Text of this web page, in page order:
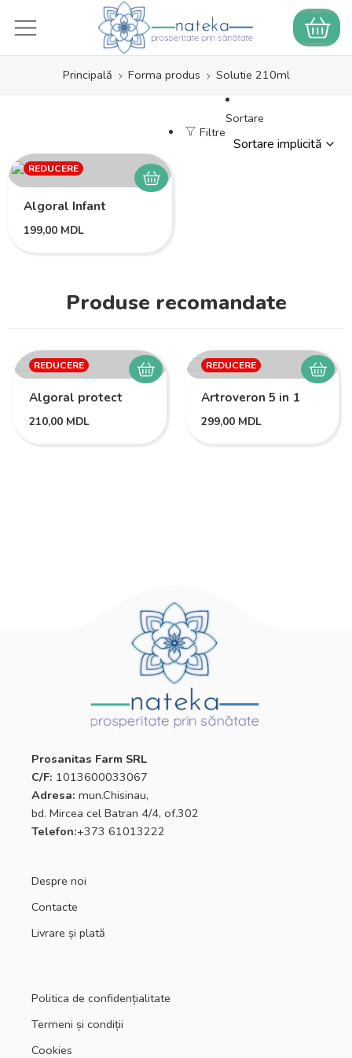
Principală Forma produs Solutie 210ml
Filtre
Sortare
REDUCERE
Algoral Infant
199,00 MDL
Produse recomandate
REDUCERE
Algoral protect
210,00 MDL
REDUCERE
Artroveron 5 in 1
299,00 MDL
Prosanitas Farm SRL
C/F: 1013600033067
Adresa: mun.Chisinau,
bd. Mircea cel Batran 4/4, of.302
Telefon:+373 61013222
Despre noi
Contacte
Livrare și plată
Politica de confidențialitate
Termeni și condiții
Cookies